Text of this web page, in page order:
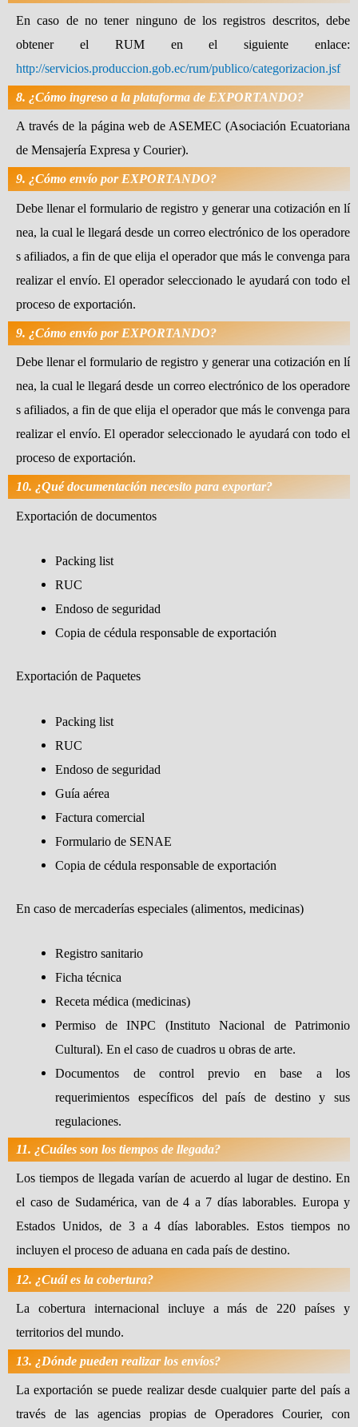
En caso de no tener ninguno de los registros descritos, debe
obtener el RUM en el siguiente enlace:
http://servicios.produccion.gob.ec/rum/publico/categorizacion.jsf
8. ¿Cómo ingreso a la plataforma de EXPORTANDO?
A través de la página web de ASEMEC (Asociación Ecuatoriana
de Mensajería Expresa y Courier).
9. ¿Cómo envío por EXPORTANDO?
Debe llenar el formulario de registro y generar una cotización en lí
nea, la cual le llegará desde un correo electrónico de los operadore
s afiliados, a fin de que elija el operador que más le convenga para
realizar el envío. El operador seleccionado le ayudará con todo el
proceso de exportación.
9. ¿Cómo envío por EXPORTANDO?
Debe llenar el formulario de registro y generar una cotización en lí
nea, la cual le llegará desde un correo electrónico de los operadore
s afiliados, a fin de que elija el operador que más le convenga para
realizar el envío. El operador seleccionado le ayudará con todo el
proceso de exportación.
10. ¿Qué documentación necesito para exportar?
Exportación de documentos
Packing list
RUC
Endoso de seguridad
Copia de cédula responsable de exportación
Exportación de Paquetes
Packing list
RUC
Endoso de seguridad
Guía aérea
Factura comercial
Formulario de SENAE
Copia de cédula responsable de exportación
En caso de mercaderías especiales (alimentos, medicinas)
Registro sanitario
Ficha técnica
Receta médica (medicinas)
Permiso de INPC (Instituto Nacional de Patrimonio
Cultural). En el caso de cuadros u obras de arte.
Documentos de control previo en base a los
requerimientos específicos del país de destino y sus
regulaciones.
11. ¿Cuáles son los tiempos de llegada?
Los tiempos de llegada varían de acuerdo al lugar de destino. En
el caso de Sudamérica, van de 4 a 7 días laborables. Europa y
Estados Unidos, de 3 a 4 días laborables. Estos tiempos no
incluyen el proceso de aduana en cada país de destino.
12. ¿Cuál es la cobertura?
La cobertura internacional incluye a más de 220 países y
territorios del mundo.
13. ¿Dónde pueden realizar los envíos?
La exportación se puede realizar desde cualquier parte del país a
través de las agencias propias de Operadores Courier, con